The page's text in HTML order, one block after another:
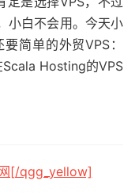
小白不会用。今天小
简单的外贸VPS：
Hosting的VPS
[/qgg_yellow]